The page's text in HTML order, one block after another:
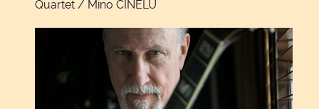
Quartet / Mino CINELU